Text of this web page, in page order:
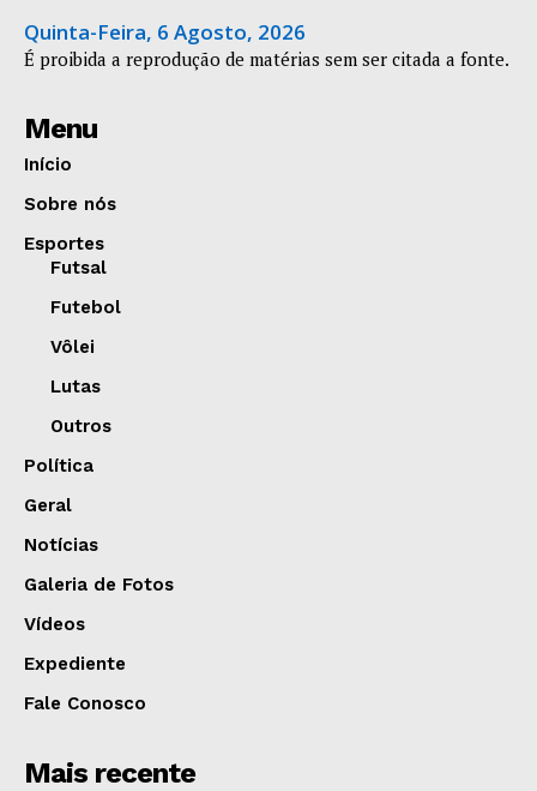
Quinta-Feira, 6 Agosto, 2026
É proibida a reprodução de matérias sem ser citada a fonte.
Menu
Início
Sobre nós
Esportes
Futsal
Futebol
Vôlei
Lutas
Outros
Política
Geral
Notícias
Galeria de Fotos
Vídeos
Expediente
Fale Conosco
Mais recente